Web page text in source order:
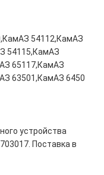
54112,КамАЗ
54115,КамАЗ
65117,КамАЗ
63501,КамАЗ 6450
устройства
Поставка в